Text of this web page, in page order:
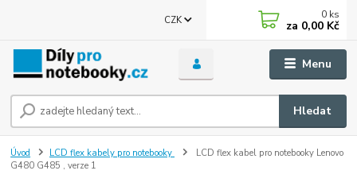
Menu
CZK
Hledat
0 ks
za 0,00 Kč
Úvod LCD flex kabely pro notebooky
LCD flex kabel pro notebooky Lenovo
G480 G485 , verze 1